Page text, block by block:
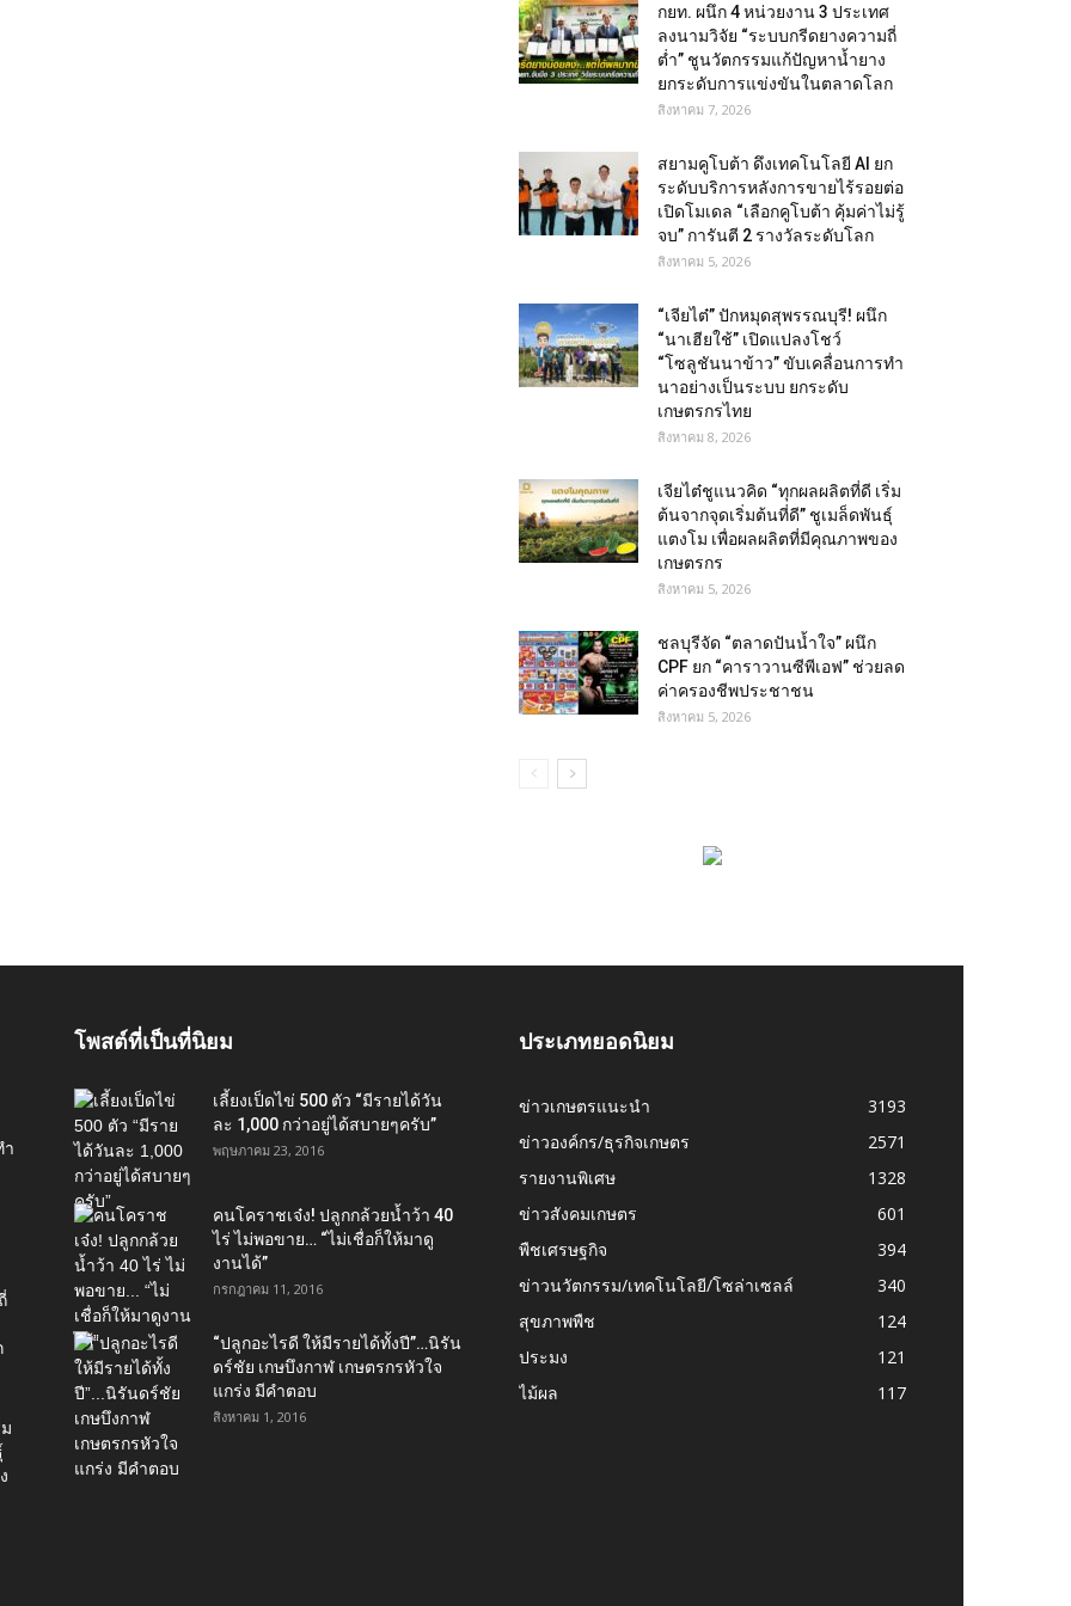
กยท. ผนึก 4 หน่วยงาน 3 ประเทศ
ลงนามวิจัย “ระบบกรีดยางความถี่
ต่ำ” ชูนวัตกรรมแก้ปัญหาน้ำยาง
ยกระดับการแข่งขันในตลาดโลก
สิงหาคม 7, 2026
สยามคูโบต้า ดึงเทคโนโลยี AI ยก
ระดับบริการหลังการขายไร้รอยต่อ
เปิดโมเดล “เลือกคูโบต้า คุ้มค่าไม่รู้
จบ” การันตี 2 รางวัลระดับโลก
สิงหาคม 5, 2026
“เจียไต๋” ปักหมุดสุพรรณบุรี! ผนึก
“นาเฮียใช้” เปิดแปลงโชว์
“โซลูชันนาข้าว” ขับเคลื่อนการทำ
นาอย่างเป็นระบบ ยกระดับ
เกษตรกรไทย
สิงหาคม 8, 2026
เจียไต๋ชูแนวคิด “ทุกผลผลิตที่ดี เริ่ม
ต้นจากจุดเริ่มต้นที่ดี” ชูเมล็ดพันธุ์
แตงโม เพื่อผลผลิตที่มีคุณภาพของ
เกษตรกร
สิงหาคม 5, 2026
ชลบุรีจัด “ตลาดปันน้ำใจ” ผนึก
CPF ยก “คาราวานซีพีเอฟ” ช่วยลด
ค่าครองชีพประชาชน
สิงหาคม 5, 2026
ำ
โพสต์ที่เป็นที่นิยม
เลี้ยงเป็ดไข่ 500 ตัว “มีรายได้วัน
ละ 1,000 กว่าอยู่ได้สบายๆครับ”
พฤษภาคม 23, 2016
คนโคราชเจ๋ง! ปลูกกล้วยน้ำว้า 40
ไร่ ไม่พอขาย… “ไม่เชื่อก็ให้มาดู
งานได้”‬
กรกฎาคม 11, 2016
“ปลูกอะไรดี ให้มีรายได้ทั้งปี”…นิรัน
ดร์ชัย เกษบึงกาฬ เกษตรกรหัวใจ
แกร่ง มีคำตอบ
สิงหาคม 1, 2016
ประเภทยอดนิยม
ข่าวเกษตรแนะนำ
3193
ข่าวองค์กร/ธุรกิจเกษตร
2571
รายงานพิเศษ
1328
ข่าวสังคมเกษตร
601
พืชเศรษฐกิจ
394
ข่าวนวัตกรรม/เทคโนโลยี/โซล่าเซลล์
340
สุขภาพพืช
124
ประมง
121
ไม้ผล
117